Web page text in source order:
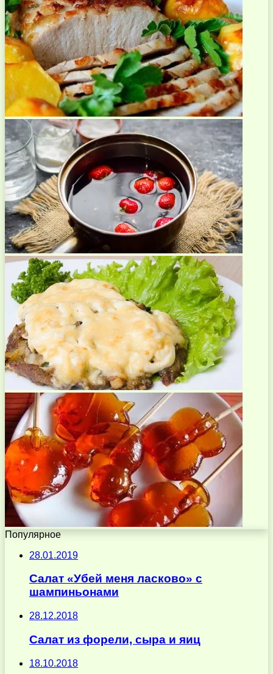
Популярное
28.01.2019
Салат «Убей меня ласково» с
шампиньонами
28.12.2018
Салат из форели, сыра и яиц
18.10.2018